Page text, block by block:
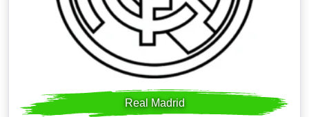
Real Madrid